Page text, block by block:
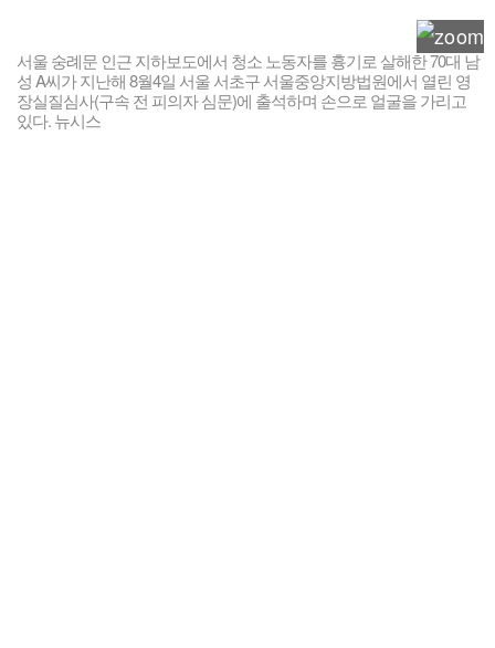
서울 숭례문 인근 지하보도에서 청소 노동자를 흉기로 살해한 70대 남
성 A씨가 지난해 8월4일 서울 서초구 서울중앙지방법원에서 열린 영
장실질심사(구속 전 피의자 심문)에 출석하며 손으로 얼굴을 가리고
있다. 뉴시스